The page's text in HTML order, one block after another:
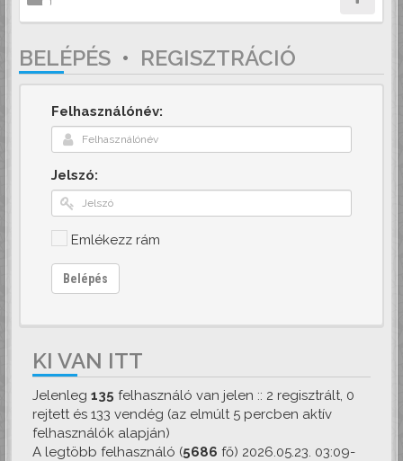
BELÉPÉS • REGISZTRÁCIÓ
Felhasználónév:
Jelszó:
Emlékezz rám
Belépés
KI VAN ITT
Jelenleg 135 felhasználó van jelen :: 2 regisztrált, 0
rejtett és 133 vendég (az elmúlt 5 percben aktív
felhasználók alapján)
A legtöbb felhasználó (5686 fő) 2026.05.23. 03:09-